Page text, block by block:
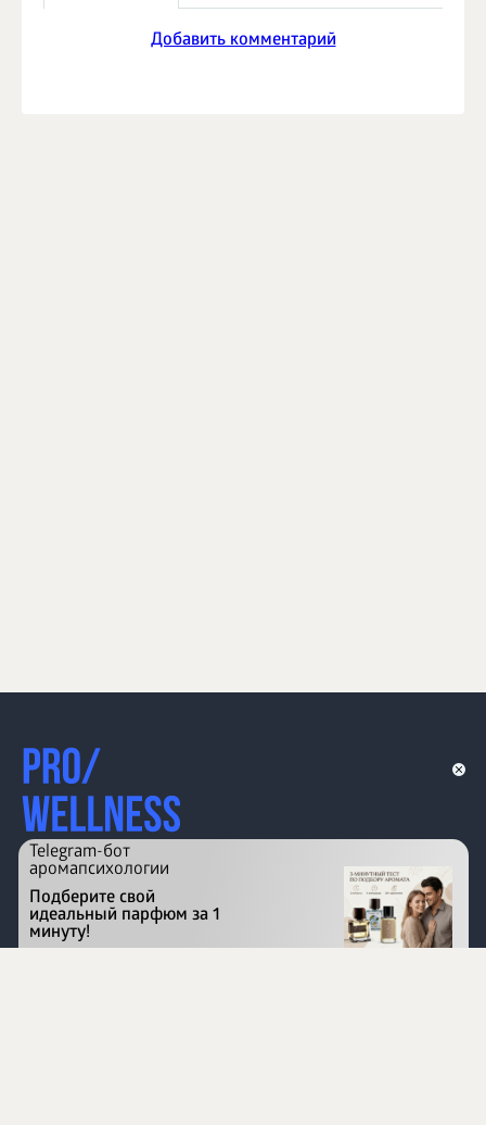
Добавить комментарий
Перейти на сайт
Telegram-бот
аромапсихологии
Подберите свой
идеальный парфюм за 1
минуту!